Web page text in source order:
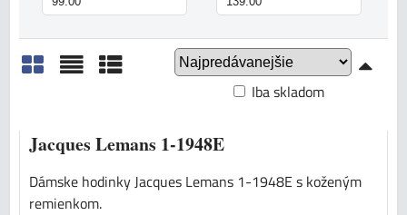
Iba skladom
Jacques Lemans 1-1948E
Dámske hodinky Jacques Lemans 1-1948E s koženým
remienkom.